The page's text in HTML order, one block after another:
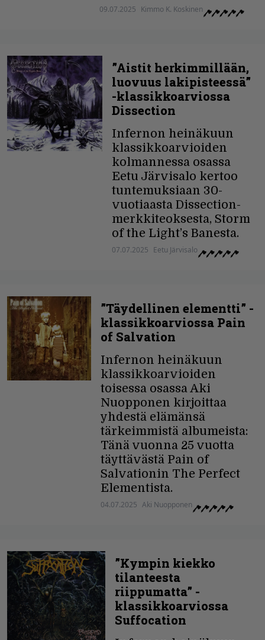
09.07.2025 Kimmo K. Koskinen
”Aistit herkimmillään,
luovuus lakipisteessä”
-klassikkoarviossa
Dissection
Infernon heinäkuun
klassikkoarvioiden
kolmannessa osassa
Eetu Järvisalo kertoo
tuntemuksiaan 30-
vuotiaasta Dissection-
merkkiteoksesta, Storm
of the Light’s Banesta.
07.07.2025 Eetu Järvisalo
”Täydellinen elementti” -
klassikkoarviossa Pain
of Salvation
Infernon heinäkuun
klassikkoarvioiden
toisessa osassa Aki
Nuopponen kirjoittaa
yhdestä elämänsä
tärkeimmistä albumeista:
Tänä vuonna 25 vuotta
täyttävästä Pain of
Salvationin The Perfect
Elementista.
04.07.2025 Aki Nuopponen
”Kympin kiekko
tilanteesta
riippumatta” -
klassikkoarviossa
Suffocation